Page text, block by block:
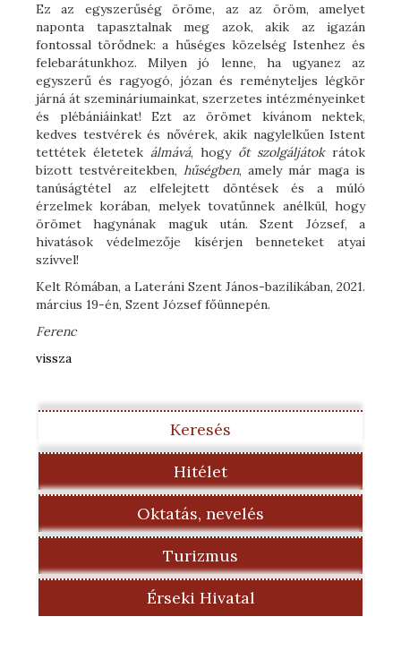
Ez az egyszerűség öröme, az az öröm, amelyet
naponta tapasztalnak meg azok, akik az igazán
fontossal törődnek: a hűséges közelség Istenhez és
felebarátunkhoz. Milyen jó lenne, ha ugyanez az
egyszerű és ragyogó, józan és reményteljes légkör
járná át szemináriumainkat, szerzetes intézményeinket
és plébániáinkat! Ezt az örömet kívánom nektek,
kedves testvérek és nővérek, akik nagylelkűen Istent
tettétek életetek álmává, hogy őt szolgáljátokrátok
bízott testvéreitekben, hűségben, amely már maga is
tanúságtétel az elfelejtett döntések és a múló
érzelmek korában, melyek tovatűnnek anélkül, hogy
örömet hagynának maguk után. Szent József, a
hivatások védelmezője kísérjen benneteket atyai
szívvel!
Kelt Rómában, a Lateráni Szent János-bazilikában, 2021.
március 19-én, Szent József főünnepén.
Ferenc
vissza
Keresés
Hitélet
Oktatás, nevelés
Turizmus
Érseki Hivatal